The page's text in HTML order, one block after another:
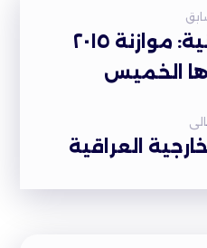
المالية البرلمانية: موازنة ٢٠١٥
الخميس
العراقية